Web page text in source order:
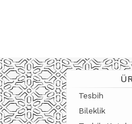
Tesbih
Bileklik